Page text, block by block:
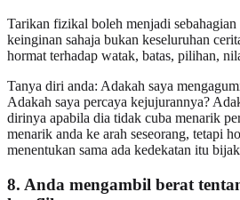
Tarikan fizikal boleh menjadi
keinginan sahaja bukan keseluruhan
hormat terhadap watak, batas, pilihan,
Tanya diri anda: Adakah saya
Adakah saya percaya kejujurannya?
dirinya apabila dia tidak cuba menarik
menarik anda ke arah seseorang, tetapi
menentukan sama ada kedekatan itu
8. Anda mengambil berat